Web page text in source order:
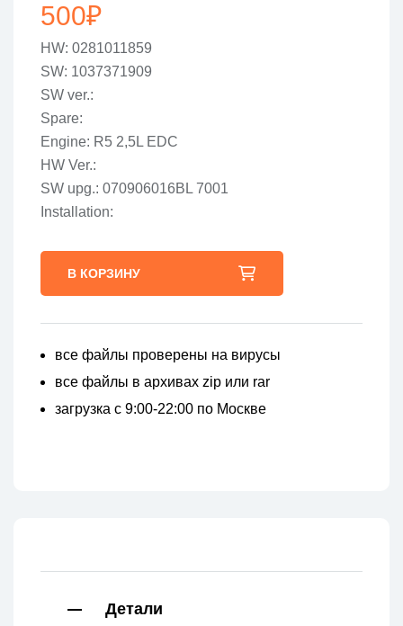
500₽
HW: 0281011859
SW: 1037371909
SW ver.:
Spare:
Engine: R5 2,5L EDC
HW Ver.:
SW upg.: 070906016BL 7001
Installation:
В КОРЗИНУ
все файлы проверены на вирусы
все файлы в архивах zip или rar
загрузка с 9:00-22:00 по Москве
Детали